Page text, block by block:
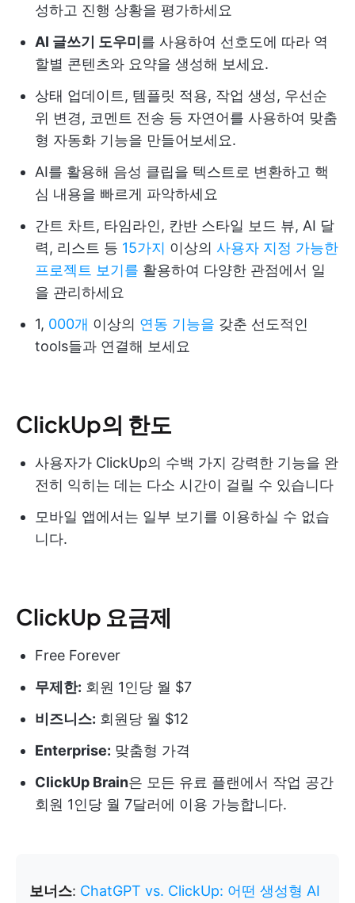
성하고 진행 상황을 평가하세요
AI 글쓰기 도우미를 사용하여 선호도에 따라 역
할별 콘텐츠와 요약을 생성해 보세요.
상태 업데이트, 템플릿 적용, 작업 생성, 우선순
위 변경, 코멘트 전송 등 자연어를 사용하여 맞춤
형 자동화 기능을 만들어보세요.
AI를 활용해 음성 클립을 텍스트로 변환하고 핵
심 내용을 빠르게 파악하세요
간트 차트, 타임라인, 칸반 스타일 보드 뷰, AI 달
력, 리스트 등 15가지 이상의 사용자 지정 가능한
프로젝트 보기를 활용하여 다양한 관점에서 일
을 관리하세요
1, 000개 이상의 연동 기능을 갖춘 선도적인
tools들과 연결해 보세요
ClickUp의 한도
사용자가 ClickUp의 수백 가지 강력한 기능을 완
전히 익히는 데는 다소 시간이 걸릴 수 있습니다
모바일 앱에서는 일부 보기를 이용하실 수 없습
니다.
ClickUp 요금제
Free Forever
무제한: 회원 1인당 월 $7
비즈니스: 회원당 월 $12
Enterprise: 맞춤형 가격
ClickUp Brain은 모든 유료 플랜에서 작업 공간
회원 1인당 월 7달러에 이용 가능합니다.
보너스: ChatGPT vs. ClickUp: 어떤 생성형 AI